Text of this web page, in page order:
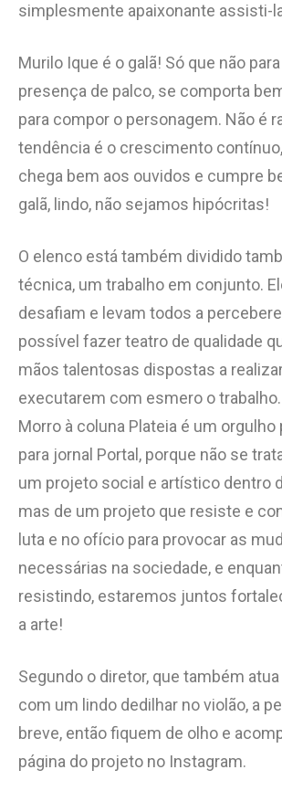
simplesmente apaixonante assisti-
Murilo Ique é o galã! Só que não
presença de palco, se comporta
para compor o personagem. Não é
tendência é o crescimento
chega bem aos ouvidos e cumpre
galã, lindo, não sejamos hipócritas!
O elenco está também dividido
técnica, um trabalho em conjunto.
desafiam e levam todos a
possível fazer teatro de qualidade
mãos talentosas dispostas a
executarem com esmero o
Morro à coluna Plateia é um orgulho
para jornal Portal, porque não se
um projeto social e artístico dentro
mas de um projeto que resiste e
luta e no ofício para provocar as
necessárias na sociedade, e
resistindo, estaremos juntos
a arte!
Segundo o diretor, que também
com um lindo dedilhar no violão, a
breve, então fiquem de olho e
página do projeto no Instagram.